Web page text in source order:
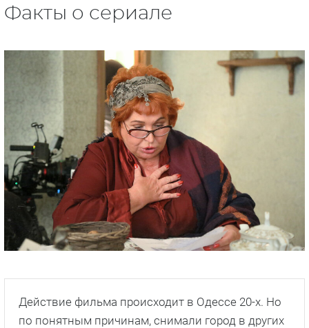
Факты о сериале
Действие фильма происходит в Одессе 20-х. Но
по понятным причинам, снимали город в других